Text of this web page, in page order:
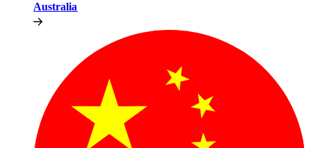
Australia​​